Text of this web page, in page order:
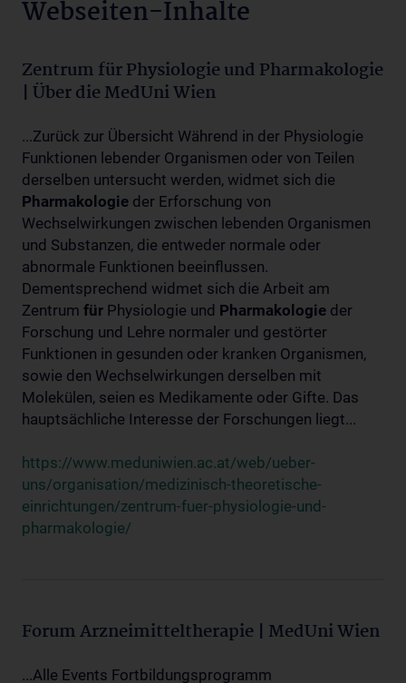
Webseiten-Inhalte
Zentrum für Physiologie und Pharmakologie
| Über die MedUni Wien
...Zurück zur Übersicht Während in der Physiologie
Funktionen lebender Organismen oder von Teilen
derselben untersucht werden, widmet sich die
Pharmakologie der Erforschung von
Wechselwirkungen zwischen lebenden Organismen
und Substanzen, die entweder normale oder
abnormale Funktionen beeinflussen.
Dementsprechend widmet sich die Arbeit am
Zentrum für Physiologie und Pharmakologie der
Forschung und Lehre normaler und gestörter
Funktionen in gesunden oder kranken Organismen,
sowie den Wechselwirkungen derselben mit
Molekülen, seien es Medikamente oder Gifte. Das
hauptsächliche Interesse der Forschungen liegt...
https://www.meduniwien.ac.at/web/ueber-
uns/organisation/medizinisch-theoretische-
einrichtungen/zentrum-fuer-physiologie-und-
pharmakologie/
Forum Arzneimitteltherapie | MedUni Wien
...Alle Events Fortbildungsprogramm